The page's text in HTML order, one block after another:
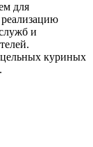
для
и
куриных